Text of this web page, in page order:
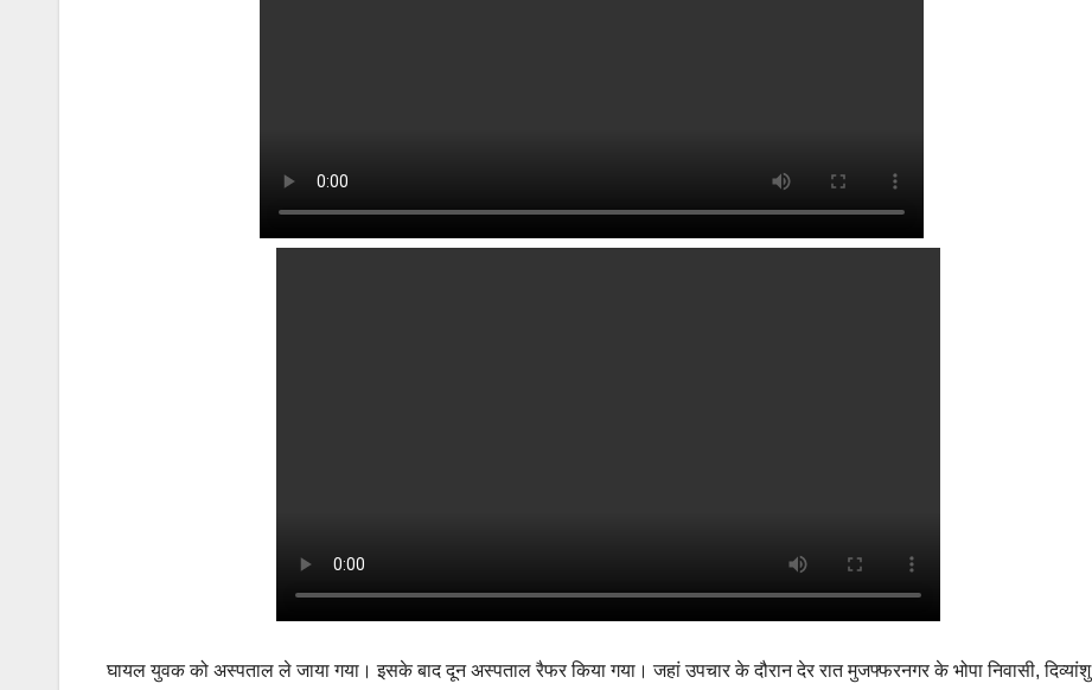
घायल युवक को अस्पताल ले जाया गया। इसके बाद दून अस्पताल रैफर किया गया। जहां उपचार के दौरान देर रात मुजफ्फरनगर के भोपा निवासी, दिव्यांशु